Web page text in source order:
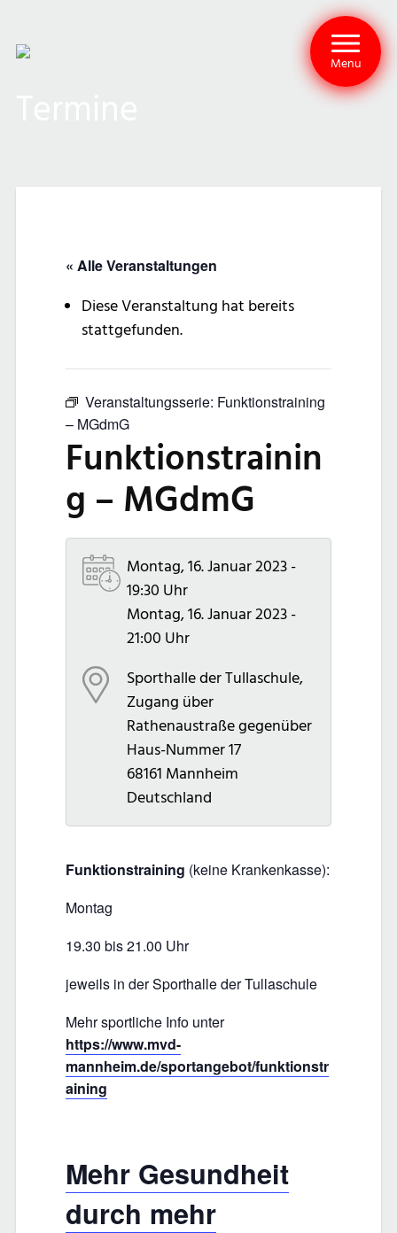
Menu
« Alle Veranstaltungen
Diese Veranstaltung hat bereits
stattgefunden.
Veranstaltungsserie: Funktionstraining
– MGdmG
Funktionstrainin
g – MGdmG
Montag, 16. Januar 2023 -
19:30 Uhr
Montag, 16. Januar 2023 -
21:00 Uhr
Sporthalle der Tullaschule,
Zugang über
Rathenaustraße gegenüber
Haus-Nummer 17
68161 Mannheim
Deutschland
Funktionstraining (keine Krankenkasse):
Montag
19.30 bis 21.00 Uhr
jeweils in der Sporthalle der Tullaschule
Mehr sportliche Info unter
https://www.mvd-
mannheim.de/sportangebot/funktionstr
aining
Mehr Gesundheit
durch mehr